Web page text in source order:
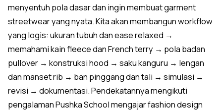
menyentuh pola dasar dan ingin membuat garment
streetwear yang nyata. Kita akan membangun workflow
yang logis: ukuran tubuh dan ease relaxed →
memahami kain fleece dan French terry → pola badan
pullover → konstruksi hood → saku kanguru → lengan
dan manset rib → ban pinggang dan tali → simulasi →
revisi → dokumentasi. Pendekatannya mengikuti
pengalaman Pushka School mengajar fashion design